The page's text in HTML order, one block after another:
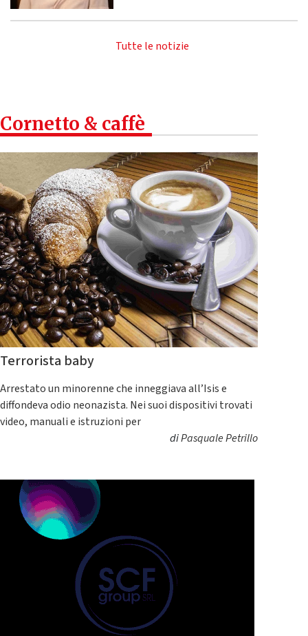
Tutte le notizie
Cornetto & caffè
Terrorista baby
Arrestato un minorenne che inneggiava all’Isis e
diffondeva odio neonazista. Nei suoi dispositivi trovati
video, manuali e istruzioni per
diPasquale Petrillo